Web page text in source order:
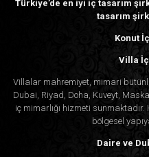
Türkiye’de en iyi iç tasarım
tasarım
Konut
Villa İç
Villalar mahremiyet, mimari
Dubai, Riyad, Doha, Kuveyt,
iç mimarlığı hizmeti
bölgesel
Daire ve